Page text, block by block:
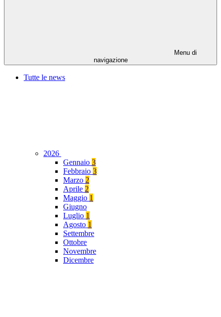
Menu di
navigazione
Tutte le news
2026
Gennaio 3
Febbraio 3
Marzo 2
Aprile 2
Maggio 1
Giugno
Luglio 1
Agosto 1
Settembre
Ottobre
Novembre
Dicembre